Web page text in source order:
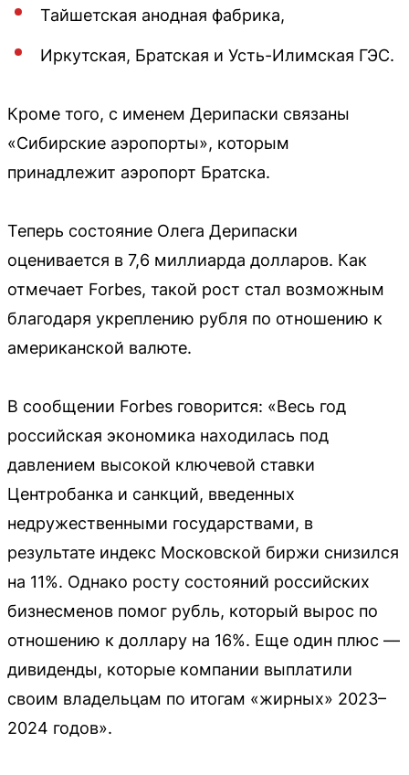
Тайшетская анодная фабрика,
Иркутская, Братская и Усть-Илимская ГЭС.
Кроме того, с именем Дерипаски связаны
«Сибирские аэропорты», которым
принадлежит аэропорт Братска.
Теперь состояние Олега Дерипаски
оценивается в 7,6 миллиарда долларов. Как
отмечает Forbes, такой рост стал возможным
благодаря укреплению рубля по отношению к
американской валюте.
В сообщении Forbes говорится: «Весь год
российская экономика находилась под
давлением высокой ключевой ставки
Центробанка и санкций, введенных
недружественными государствами, в
результате индекс Московской биржи снизился
на 11%. Однако росту состояний российских
бизнесменов помог рубль, который вырос по
отношению к доллару на 16%. Еще один плюс —
дивиденды, которые компании выплатили
своим владельцам по итогам «жирных» 2023–
2024 годов».